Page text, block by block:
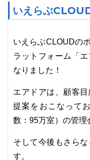
いえらぶ
いえらぶCLOUDの
ラットフォーム「
なりました！
エアドアは、顧客
提案をおこなって
数：95万室）の管理
そして今後もさら
す。